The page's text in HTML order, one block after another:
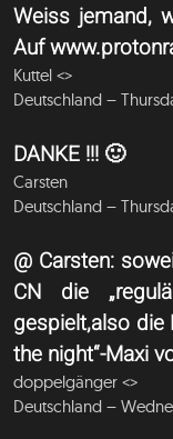
Weiss jemand,
Auf
Kuttel <>
Deutschland –
DANKE !!! 🙂
Carsten
Deutschland –
@ Carsten:
CN die
gespielt,also die
the night“-Maxi
doppelgänger <>
Deutschland –